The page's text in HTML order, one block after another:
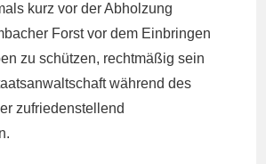
kurz vor der Abholzung
Forst vor dem Einbringen
zu schützen, rechtmäßig sein
während des
zufriedenstellend